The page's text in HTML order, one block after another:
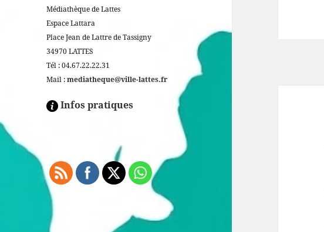
Médiathèque de Lattes
Espace Lattara
Place Jean de Lattre de Tassigny
34970 LATTES
Tél : 04.67.22.22.31
Mail :mediatheque@ville-lattes.fr
Infos pratiques
Facebook is disabled.